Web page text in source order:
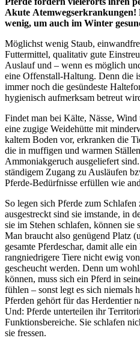
Akute
wenig, um auch im Winter
Möglichst wenig Staub,
Futtermittel, qualitativ gute
Auslauf und – wenn es möglich
eine Offenstall-Haltung. Denn die
immer noch die gesündeste
hygienisch aufmerksam betreut
Findet man bei Kälte, Nässe,
eine zugige Weidehütte mit
kaltem Boden vor, erkranken die
die in muffigen und warmen
Ammoniakgeruch ausgeliefert
ständigem Zugang zu Ausläufen
Pferde-Bedürfnisse erfüllen wie
So legen sich Pferde zum
ausgestreckt sind sie imstande, in
sie im Stehen schlafen, können
Man braucht also genügend Platz
gesamte Pferdeschar, damit alle
rangniedrigere Tiere nicht ewig
gescheucht werden. Denn um
können, muss sich ein Pferd in
fühlen – sonst legt es sich niemals
Pferden gehört für das Herdentier
Und: Pferde unterteilen ihr
Funktionsbereiche. Sie schlafen
sie fressen.